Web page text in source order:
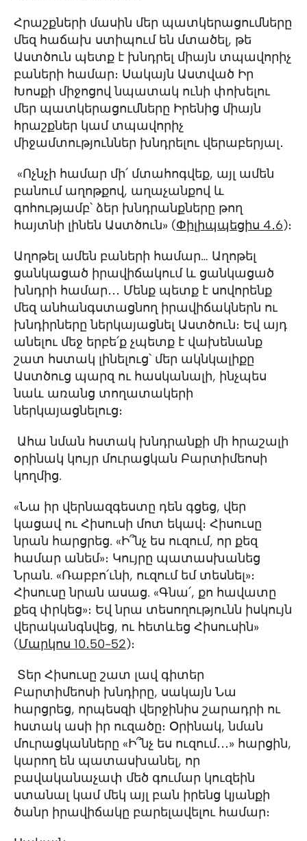
Հրաշքների մասին մեր պատկերացումները
մեզ հաճախ ստիպում են մտածել, թե
Աստծուն պետք է խնդրել միայն տպավորիչ
բաների համար։ Սակայն Աստված Իր
Խոսքի միջոցով նպատակ ունի փոխելու
մեր պատկերացումները Իրենից միայն
հրաշքներ կամ տպավորիչ
միջամտություններ խնդրելու վերաբերյալ․
«Ոչնչի համար մի՛ մտահոգվեք, այլ ամեն
բանում աղոթքով, աղաչանքով և
գոհությամբ՝ ձեր խնդրանքները թող
հայտնի լինեն Աստծուն» (‭‭Փիլիպպեցիս ‭4․6‬)։
Աղոթել ամեն բաների համար… Աղոթել
ցանկացած իրավիճակում և ցանկացած
խնդրի համար․․․ Մենք պետք է սովորենք
մեզ անհանգստացնող իրավիճակներն ու
խնդիրները ներկայացնել Աստծուն։ Եվ այդ
անելու մեջ երբե՛ք չպետք է վախենանք
շատ հստակ լինելուց՝ մեր ակնկալիքը
Աստծուց պարզ ու հասկանալի, ինչպես
նաև առանց տողատակերի
ներկայացնելուց։
Ահա նման հստակ խնդրանքի մի հրաշալի
օրինակ կույր մուրացկան Բարտիմեոսի
կողմից.
«Նա իր վերնազգեստը դեն գցեց, վեր
կացավ ու Հիսուսի մոտ եկավ։ Հիսուսը
նրան հարցրեց. «Ի՞նչ ես ուզում, որ քեզ
համար անեմ»։ Կույրը պատասխանեց
Նրան. «Ռաբբո՛ւնի, ուզում եմ տեսնել»։
Հիսուսը նրան ասաց. «Գնա՛, քո հավատը
քեզ փրկեց»։ Եվ նրա տեսողությունն իսկույն
վերականգնվեց, ու հետևեց Հիսուսին»
(‭‭Մարկոս‬ ‭10․50-52‭)։
Տեր Հիսուսը շատ լավ գիտեր
Բարտիմեոսի խնդիրը, սակայն Նա
հարցրեց, որպեսզի վերջինիս շարադրի ու
հստակ ասի իր ուզածը։ Օրինակ, նման
մուրացկանները «Ի՞նչ ես ուզում․․․» հարցին,
կարող են պատասխանել, որ
բավականաչափ մեծ գումար կուզեին
ստանալ կամ մեկ այլ բան իրենց կյանքի
ծանր իրավիճակը բարելավելու համար։